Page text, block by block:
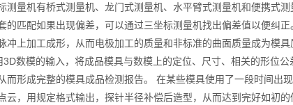
测量机有桥式测量机、龙门式测量机、水平臂式测量机和便携式
的匹配如果出现偏差，可以通过三坐标测量机找出偏差值以便纠
冲上加工成形，从而电极加工的质量和非标准的曲面质量成为模
数模的输入，将成品模具与数模上的定位、尺寸、相关的形位
而形成完整的模具成品检测报告。 在某些模具使用了一段时间出
云，用规定格式输出，探针半径补偿后造型，从而达到完好如初的